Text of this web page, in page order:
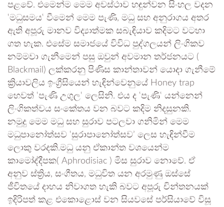
පළවේ. එමෙන්ම මෙම අවස්ථාව හඳුන්වන සිංහල වදන
‛මධුසමය‛ වීමෙන් මෙම පැණි, මධු සහ අනුරාගය අතර
ඇති අපූරු මානව විද්‍යාත්මක සබැඳියාව කදිමට වටහා
ගත හැක. එසේම සමාජයේ විවිධ පුද්ගලයන් ලිංගිකව
නම්මවා ගැනීමෙන් පසු ඔවුන් අවමාන තර්ජනයට (
Blackmail) ලක්කරනු පිණිස කාන්තාවන් යොදා ගැනීමේ
ක්‍රියාවලිය ඉංග්‍රීසියෙන් හැඳින්වෙනුයේ Honey trap
හෙවත් ‛පැණි උගුල‛ ලෙසිනි. එය ද ‛පැණි‛ යන්නෙන්
ලිංගිකත්වය සංකේතය වන බවට කදිම නිදසුනකි.
නමුදු මෙම මධු සහ සුරාව පටලවා ගනිමින් මෙම
මධුපානෝත්සව ‛සුරාපානෝත්සව’ ලෙස හැඳින්වීම
ලොකු වරදකි.මධු යනු ඒකාන්ත වශයෙන්ම
කාමෝද්දීපක( Aphrodisiac ) මිස සුරාව නොවේ. ඒ
අනුව ස්ත්‍රිය, සංගීතය, මධුවිත යන අරමුණු ඔස්සේ
ජීවිතයේ දාහය නිවාගත හැකි බවට අපූරු චින්තනයක්
ඉදිරිපත් කළ එකොළොස් වන සියවසේ පර්සියාවේ විසූ